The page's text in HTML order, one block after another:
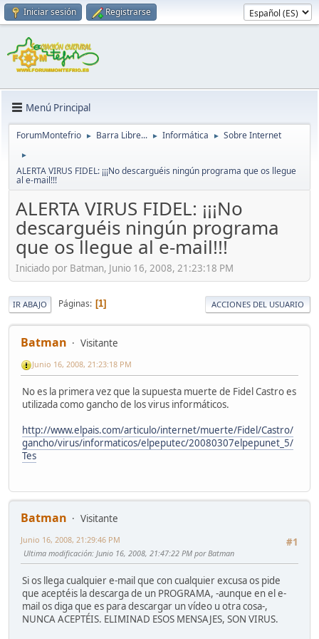
Iniciar sesión Registrarse
Menú Principal
ForumMontefrio ► Barra Libre... ► Informática ► Sobre Internet
►
ALERTA VIRUS FIDEL: ¡¡¡No descarguéis ningún programa que os llegue
al e-mail!!!
ALERTA VIRUS FIDEL: ¡¡¡No
descarguéis ningún programa
que os llegue al e-mail!!!
Iniciado por Batman, Junio 16, 2008, 21:23:18 PM
IR ABAJO Páginas 1 ACCIONES DEL USUARIO
Batman Visitante
Junio 16, 2008, 21:23:18 PM
No es la primera vez que la supuesta muerte de Fidel Castro es
utilizada como gancho de los virus informáticos.
http://www.elpais.com/articulo/internet/muerte/Fidel/Castro/
gancho/virus/informaticos/elpeputec/20080307elpepunet_5/
Tes
Batman
Visitante
#1
Junio 16, 2008, 21:29:46 PM
Ultima modificación: Junio 16, 2008, 21:47:22 PM por Batman
Si os llega cualquier e-mail que con cualquier excusa os pide
que aceptéis la descarga de un PROGRAMA, -aunque en el e-
mail os diga que es para descargar un vídeo u otra cosa-,
NUNCA ACEPTÉIS. ELIMINAD ESOS MENSAJES, SON VIRUS.